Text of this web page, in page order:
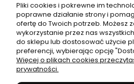
Płatności i
Informacje
Pliki cookies i pokrewne im
poprawne działanie strony i
ofertę do Twoich potrzeb. Możesz
wykorzystanie przez nas
do sklepu lub dostosować użycie
preferencji, wybierając opcję
Więcej o plikach cookies
prywatności.